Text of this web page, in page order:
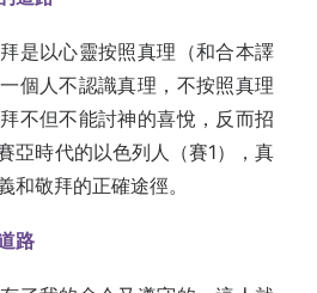
是以心靈按照真理（和合本譯
個人不認識真理，不按照真理
不但不能討神的喜悅，反而招
亞時代的以色列人（賽1），真
和敬拜的正確途徑。
路